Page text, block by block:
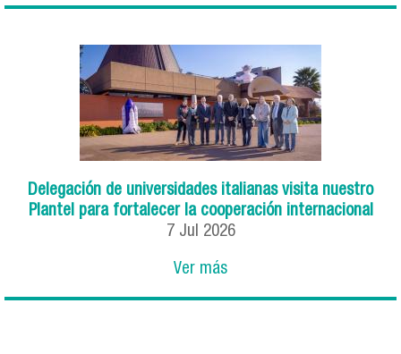
Delegación de universidades italianas visita nuestro
Plantel para fortalecer la cooperación internacional
7 Jul 2026
Ver más